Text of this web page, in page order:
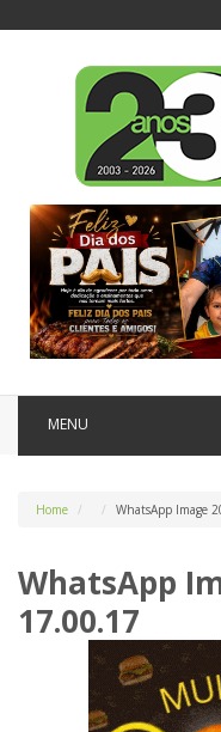
MENU
Home WhatsApp Image
WhatsApp
17.00.17